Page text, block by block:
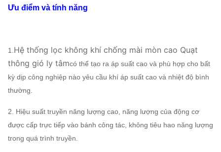
làm mát
Quạt dòng ly
động cơ
TECO, SIMO, thương
hiệu Trung Quốc…
cánh quạt
Q235, Q345, SS304,
vào không
khí hình
nón,
Ưu điểm và tính năng
1. Hệ thống lọc không khí chống mài mòn cao Quạt
thông gió ly tâmcó thể tạo ra áp suất cao và phù hợp cho bất
kỳ dịp công nghiệp nào yêu cầu khí áp suất cao và nhiệt độ bình
thường.
2. Hiệu suất truyền năng lượng cao, năng lượng của động cơ
được cấp trực tiếp vào bánh công tác, không tiêu hao năng lượng
trong quá trình truyền.